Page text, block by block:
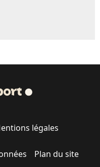
légales
Plan du site